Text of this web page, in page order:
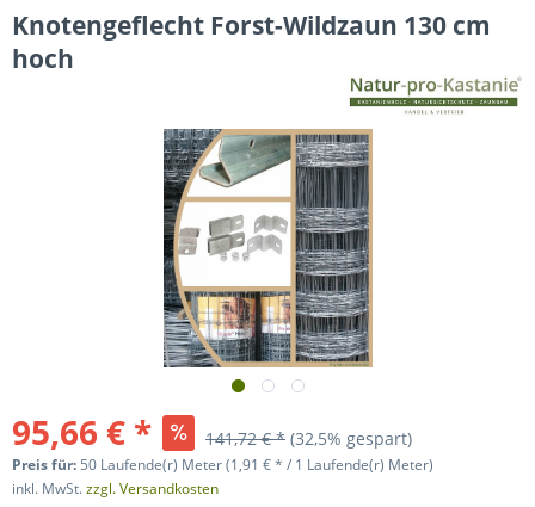
Knotengeflecht Forst-Wildzaun 130 cm
hoch
95,66 € * 141,72 € * (32,5% gespart)
Preis für: 50 Laufende(r) Meter (1,91 € * / 1 Laufende(r) Meter)
inkl. MwSt.zzgl. Versandkosten